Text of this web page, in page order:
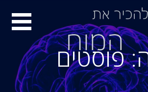
פוסטים